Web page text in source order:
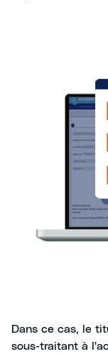
Dans ce cas, le
sous-traitant à